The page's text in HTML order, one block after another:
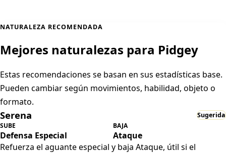
NATURALEZA RECOMENDADA
Mejores naturalezas para Pidgey
Estas recomendaciones se basan en sus estadísticas base.
Pueden cambiar según movimientos, habilidad, objeto o
formato.
Serena
Sugerida
SUBE
Defensa Especial
BAJA
Ataque
Refuerza el aguante especial y baja Ataque, útil si el